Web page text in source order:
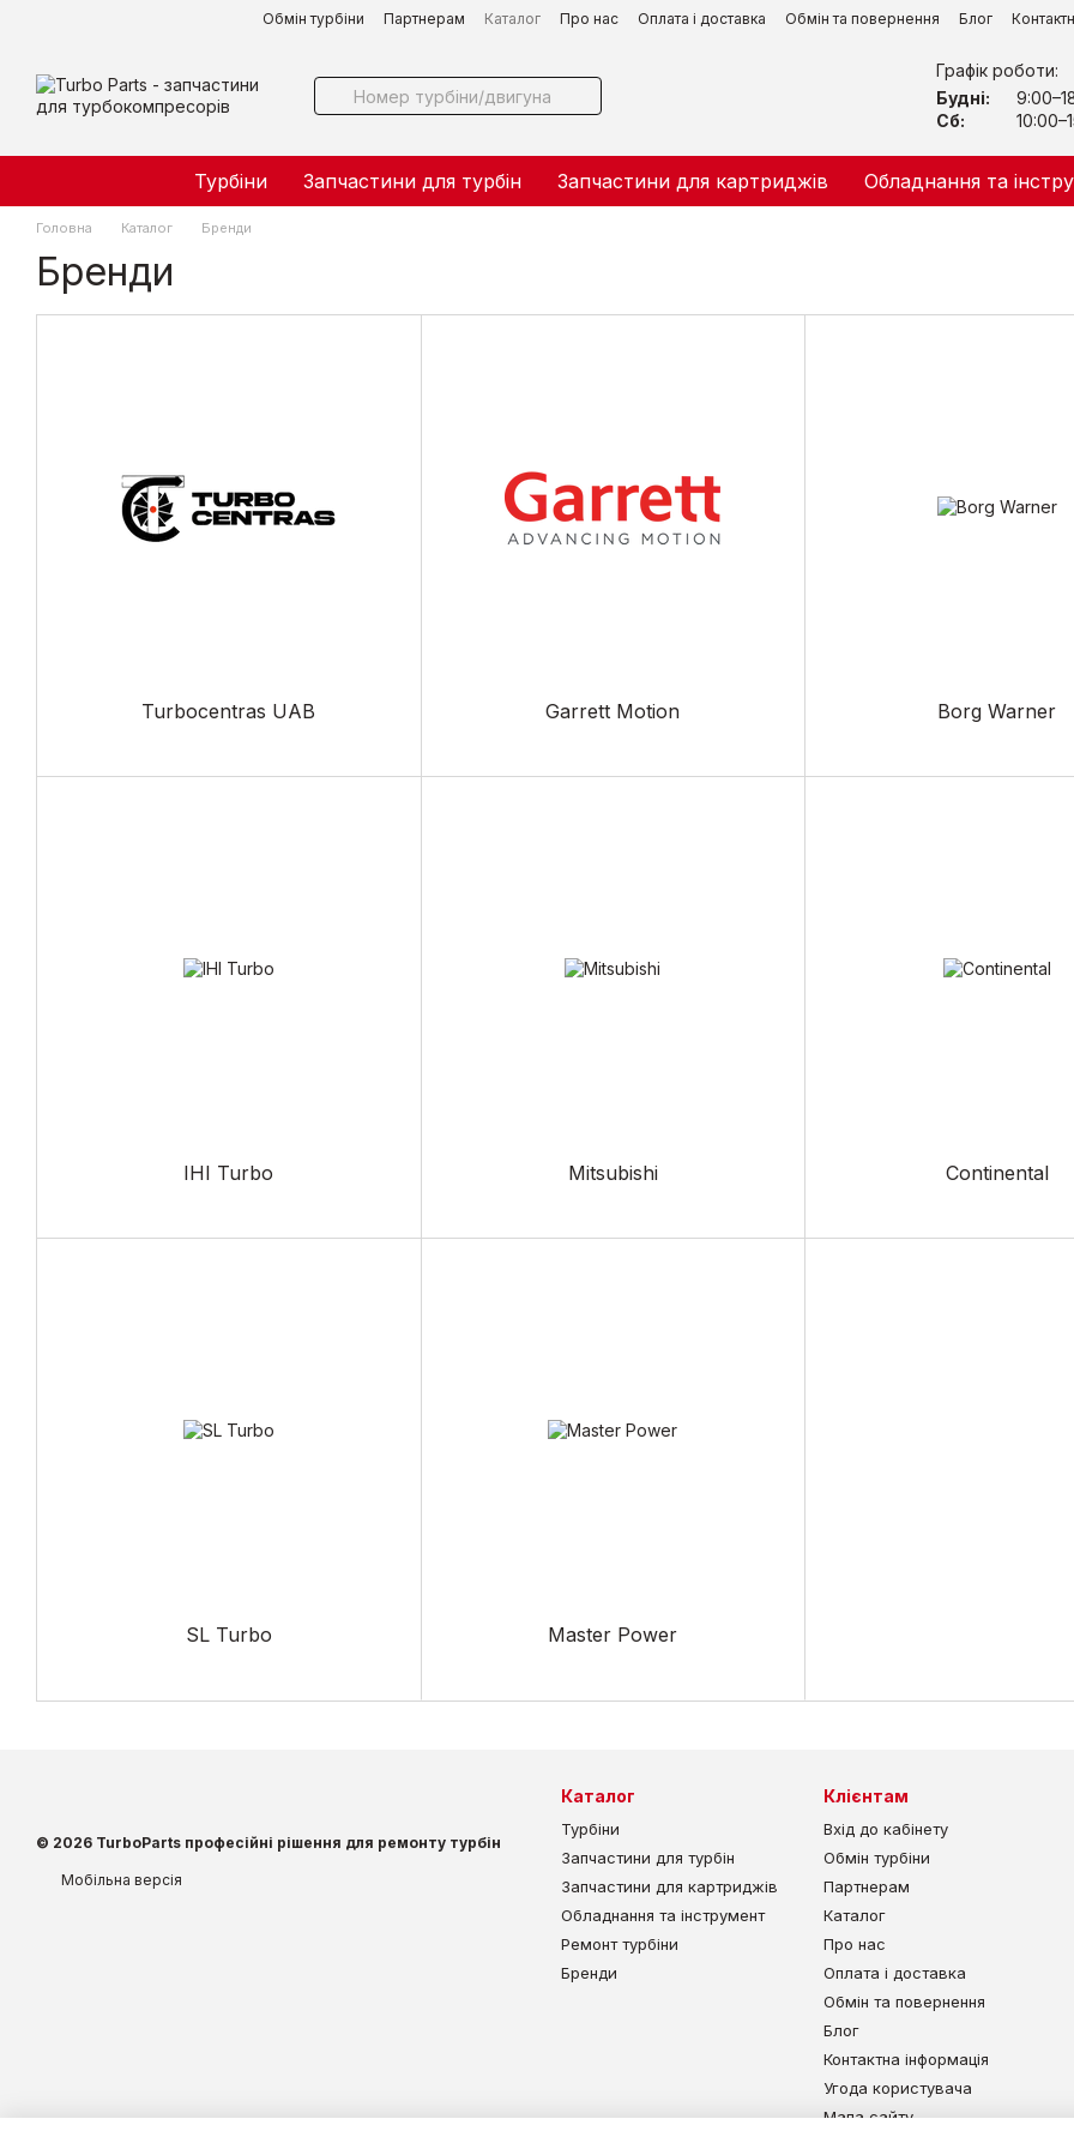
Перейти до основного контентуОбмін турбіни Партнерам Каталог Про нас Оплата і доставка Обмін та повернення Блог
Графік роботи:
Будні:
Сб:
Турбіни Запчастини для турбін Запчастини для картриджів Обладнання та
Головна Каталог Бренди
Бренди
Turbocentras UAB Garrett Motion Borg Warner
IHI Turbo Mitsubishi Continental
SL Turbo Master Power
© 2026 TurboParts професійні рішення для ремонту турбін
Мобільна версія
Каталог
Турбіни
Запчастини для турбін
Запчастини для картриджів
Обладнання та інструмент
Ремонт турбіни
Бренди
Клієнтам
Вхід до кабінету
Обмін турбіни
Партнерам
Каталог
Про нас
Оплата і доставка
Обмін та повернення
Блог
Контактна інформація
Угода користувача
Мапа сайту